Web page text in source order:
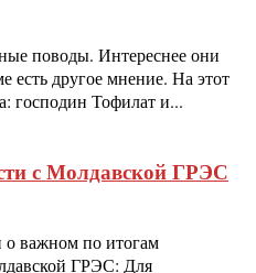
поводы. Интереснее они
есть другое мнение. На этот
господин Тофилат и...
с Молдавской ГРЭС
важном по итогам
ГРЭС: Для